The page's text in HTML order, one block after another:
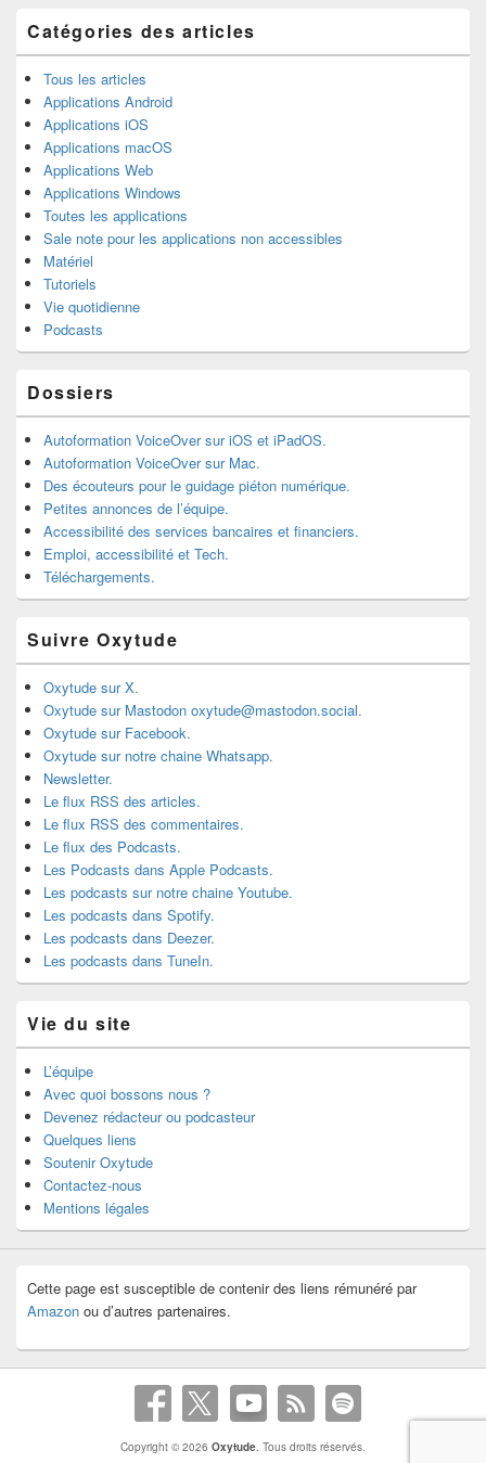
latérale
Catégories des articles
Tous les articles
Applications Android
Applications iOS
Applications macOS
Applications Web
Applications Windows
Toutes les applications
Sale note pour les applications non accessibles
Matériel
Tutoriels
Vie quotidienne
Podcasts
Dossiers
Autoformation VoiceOver sur iOS et iPadOS.
Autoformation VoiceOver sur Mac.
Des écouteurs pour le guidage piéton numérique.
Petites annonces de l’équipe.
Accessibilité des services bancaires et financiers.
Emploi, accessibilité et Tech.
Téléchargements.
Suivre Oxytude
Oxytude sur X.
Oxytude sur Mastodon oxytude@mastodon.social.
Oxytude sur Facebook.
Oxytude sur notre chaine Whatsapp.
Newsletter.
Le flux RSS des articles.
Le flux RSS des commentaires.
Le flux des Podcasts.
Les Podcasts dans Apple Podcasts.
Les podcasts sur notre chaine Youtube.
Les podcasts dans Spotify.
Les podcasts dans Deezer.
Les podcasts dans TuneIn.
Vie du site
L’équipe
Avec quoi bossons nous ?
Devenez rédacteur ou podcasteur
Quelques liens
Soutenir Oxytude
Contactez-nous
Mentions légales
Cette page est susceptible de contenir des liens rémunéré par
Amazon ou d’autres partenaires.
Copyright © 2026 Oxytude . Tous droits réservés.